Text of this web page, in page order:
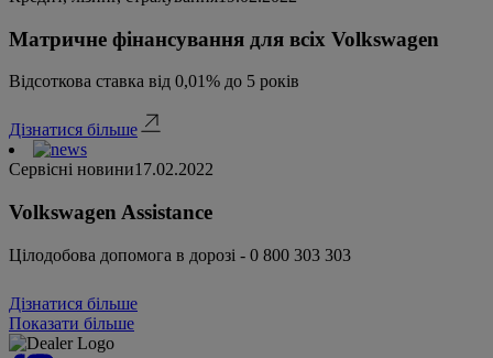
Матричне фінансування для всіх Volkswagen
Відсоткова ставка від 0,01% до 5 років
Дізнатися більше
Сервісні новини17.02.2022
Volkswagen Assistance
Цілодобова допомога в дорозі - 0 800 303 303
Дізнатися більше
Показати більше